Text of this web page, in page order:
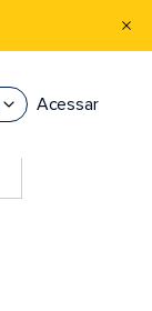
Acessar